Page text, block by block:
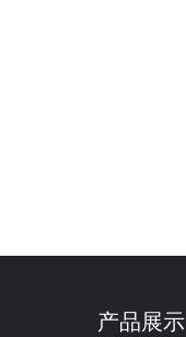
产品展示